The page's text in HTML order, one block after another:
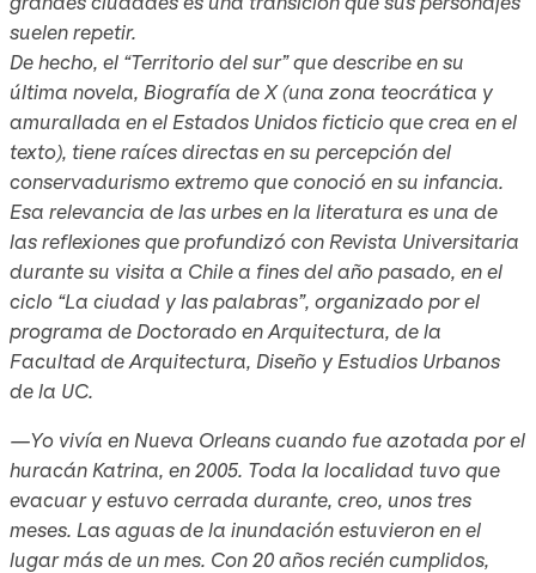
suelen repetir.
De hecho, el “Territorio del sur” que describe en su
última novela, Biografía de X(una zona teocrática y
amurallada en el Estados Unidos ficticio que crea en el
texto), tiene raíces directas en su percepción del
conservadurismo extremo que conoció en su infancia.
Esa relevancia de las urbes en la literatura es una de
las reflexiones que profundizó con Revista Universitaria
durante su visita a Chile a fines del año pasado, en el
ciclo “La ciudad y las palabras”, organizado por el
programa de Doctorado en Arquitectura, de la
Facultad de Arquitectura, Diseño y Estudios Urbanos
de la UC.
—Yo vivía en Nueva Orleans cuando fue azotada por el
huracán Katrina, en 2005. Toda la localidad tuvo que
evacuar y estuvo cerrada durante, creo, unos tres
meses. Las aguas de la inundación estuvieron en el
lugar más de un mes. Con 20 años recién cumplidos,